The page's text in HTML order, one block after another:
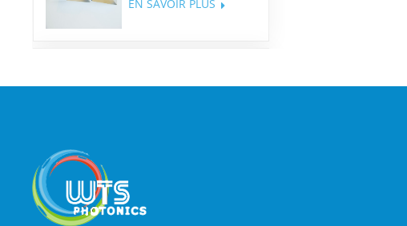
EN SAVOIR PLUS
multibandes